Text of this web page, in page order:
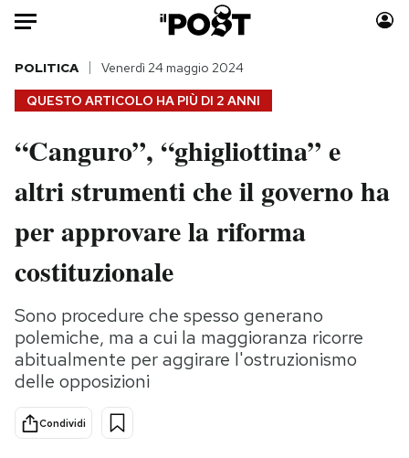
Auto
HOME
Italia
Politica
Tecnologia
Scienza
Cultura
Economia
Sport
Moda
Consumismi
Storie/Idee
Europa
Altrecose
Mondiali calcio 2026
QUESTO ARTICOLO HA PIÙ DI 2 ANNI
POLITICA Venerdì 24 maggio 2024
“Canguro”, “ghigliottina” e
altri strumenti che il governo ha
per approvare la riforma
costituzionale
Sono procedure che spesso generano
polemiche, ma a cui la maggioranza ricorre
abitualmente per aggirare l'ostruzionismo
delle opposizioni
Condividi